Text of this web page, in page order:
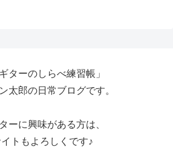
ターのしらべ練習帳」
太郎の日常ブログです。
ーに興味がある方は、
トもよろしくです♪